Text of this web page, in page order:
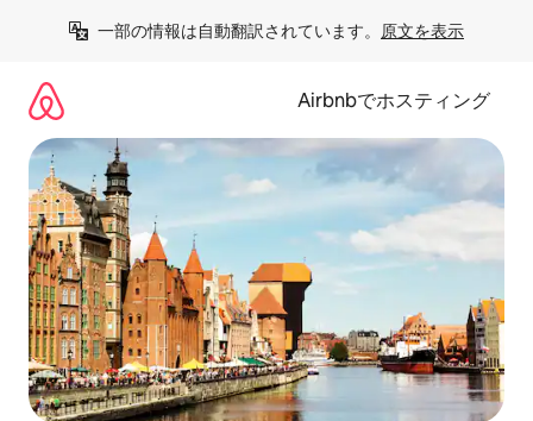
一部の情報は自動翻訳されています。 原文を表示
Airbnbでホスティング